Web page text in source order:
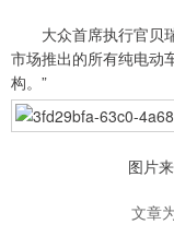
大众首席执行官贝瑞
市场推出的所有纯电动
构。”
图片
文章